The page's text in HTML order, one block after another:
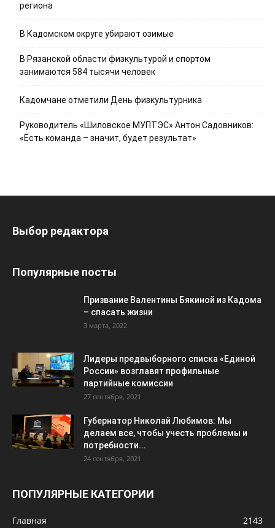
региона
В Кадомском округе убирают озимые
В Рязанской области физкультурой и спортом
занимаются 584 тысячи человек
Кадомчане отметили День физкультурника
Руководитель «Шиловское МУПТЭС» Антон Садовников:
«Есть команда – значит, будет результат»
Выбор редактора
Популярные посты
Призвание Валентины Бякиной из Кадома
– спасать жизни
3 марта, 2022
Лидеры предвыборного списка «Единой
России» возглавят профильные
партийные комиссии
27 сентября, 2021
Губернатор Николай Любимов: Мы
делаем все, чтобы учесть проблемы и
потребности...
24 сентября, 2021
ПОПУЛЯРНЫЕ КАТЕГОРИИ
Главная 2143